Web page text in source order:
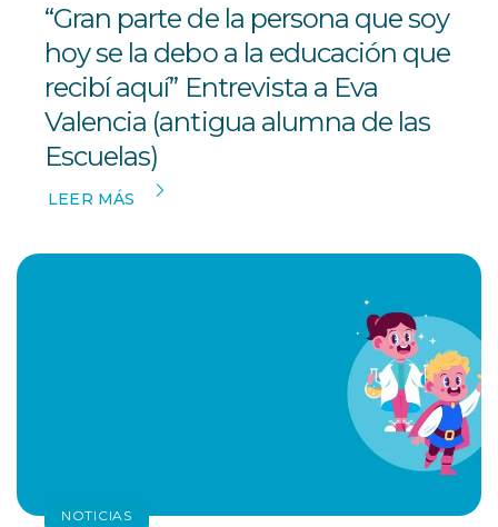
“Gran parte de la persona que soy
hoy se la debo a la educación que
recibí aquí” Entrevista a Eva
Valencia (antigua alumna de las
Escuelas)
LEER MÁS
NOTICIAS